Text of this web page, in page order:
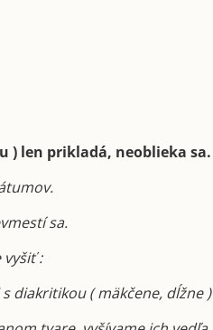
) len prikladá, neoblieka sa.
sa.
:
diakritikou ( mäkčene, dĺžne )